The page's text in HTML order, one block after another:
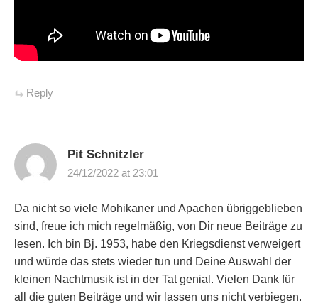
Reply
Pit Schnitzler
24/12/2022 at 23:01
Da nicht so viele Mohikaner und Apachen übriggeblieben
sind, freue ich mich regelmäßig, von Dir neue Beiträge zu
lesen. Ich bin Bj. 1953, habe den Kriegsdienst verweigert
und würde das stets wieder tun und Deine Auswahl der
kleinen Nachtmusik ist in der Tat genial. Vielen Dank für
all die guten Beiträge und wir lassen uns nicht verbiegen.